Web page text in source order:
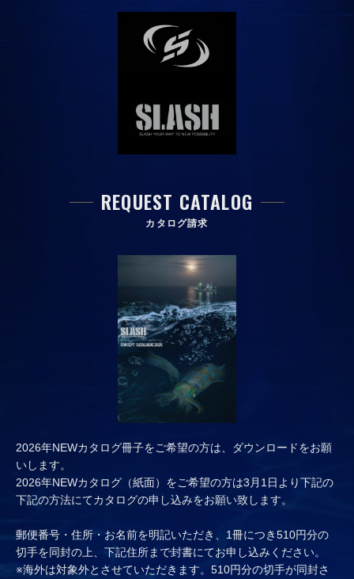
REQUEST CATALOG
カタログ請求
2026年NEWカタログ冊子をご希望の方は、ダウンロードをお願
いします。
2026年NEWカタログ（紙面）をご希望の方は3月1日より下記の
下記の方法にてカタログの申し込みをお願い致します。
郵便番号・住所・お名前を明記いただき、1冊につき510円分の
切手を同封の上、下記住所まで封書にてお申し込みください。
※海外は対象外とさせていただきます。510円分の切手が同封さ